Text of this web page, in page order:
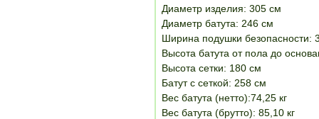
Диаметр изделия: 305 см
Диаметр батута: 246 см
Ширина подушки безопасности:
Высота батута от пола до
Высота сетки: 180 см
Батут с сеткой: 258 см
Вес батута (нетто):74,25 кг
Вес батута (брутто): 85,10 кг